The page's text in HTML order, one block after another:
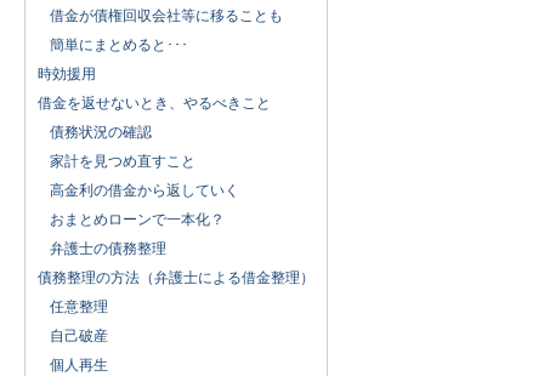
借金が債権回収会社等に移ることも
簡単にまとめると･･･
時効援用
借金を返せないとき、やるべきこと
債務状況の確認
家計を見つめ直すこと
高金利の借金から返していく
おまとめローンで一本化？
弁護士の債務整理
債務整理の方法（弁護士による借金整理）
任意整理
自己破産
個人再生